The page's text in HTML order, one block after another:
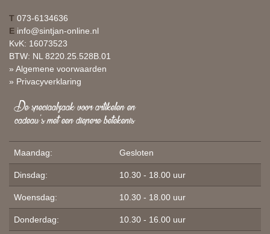
T 073-6134636
E info@sintjan-online.nl
KvK: 16073523
BTW: NL 8220.25.528B.01
» Algemene voorwaarden
» Privacyverklaring
De speciaalzaak voor artikelen en
cadeau's met een diepere betekenis
Maandag: Gesloten
Dinsdag: 10.30 - 18.00 uur
Woensdag: 10.30 - 18.00 uur
Donderdag: 10.30 - 16.00 uur